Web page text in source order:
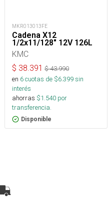
MKR013013FE
Cadena X12
1/2x11/128" 12V 126L
KMC
$ 38.391 $43.990
en 6cuotas de $6.399sin
interés
ahorras $1.540 por
transferencia.
Disponible